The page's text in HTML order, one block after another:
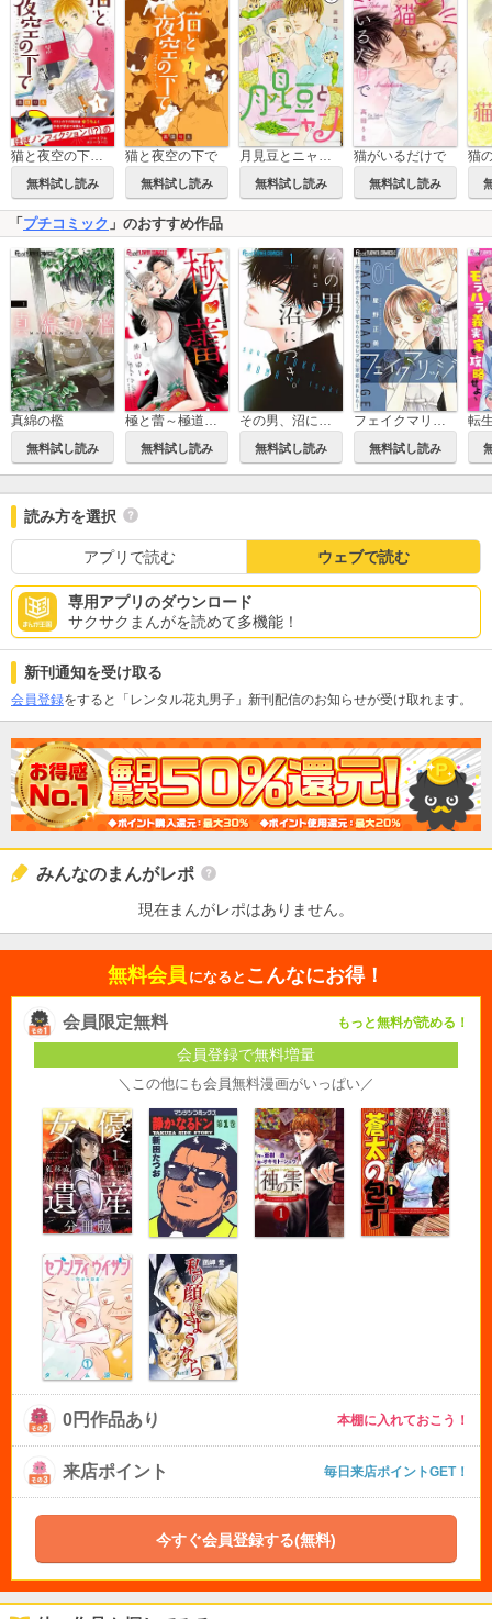
猫と夜空の下で【マイクロ】
無料試し読み
猫と夜空の下で
無料試し読み
月見豆とニャン【マイクロ】
無料試し読み
猫がいるだけで
無料試し読み
「 プチコミック 」のおすすめ作品
真綿の檻
無料試し読み 無料試し読み 無料試し読み 無料試し読み
読み方を選択
アプリで読む ウェブで読む
専用アプリのダウンロード
サクサクまんがを読めて多機能！
新刊通知を受け取る
会員登録をすると「レンタル花丸男子」新刊配信のお知らせが受け取れます。
みんなのまんがレポ
現在まんがレポはありません。
無料会員 になると こんなにお得！
会員限定無料 もっと無料が読める！
会員登録で無料増量
＼この他にも会員無料漫画がいっぱい／
0円作品あり 本棚に入れておこう！
来店ポイント 毎日来店ポイントGET！
今すぐ会員登録する(無料)